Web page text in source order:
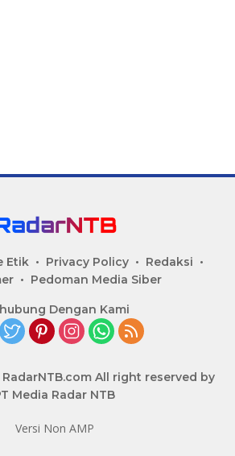
Etik Privacy Policy
Redaksi
Pedoman Media Siber
Dengan Kami
All right reserved by
Media Radar NTB
Versi Non AMP